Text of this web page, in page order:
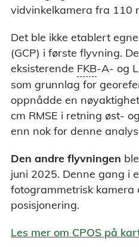
vidvinkelkamera fra 110
Det ble ikke etablert
(GCP) i første flyvning.
eksisterende FKB
(Felles kartdatabase) er en
kartdataene. De er et
mellom staten, kommunene,
egner seg for produksjon
prosjektering og til
tilpasset bruk i målestokk 1:500
-A- og
som grunnlag for
oppnådde en
cm RMSE i retning øst-
enn nok for denne
Den andre flyvningen
juni 2025. Denne gang i
fotogrammetrisk kamera
posisjonering.
Les mer om CPOS på